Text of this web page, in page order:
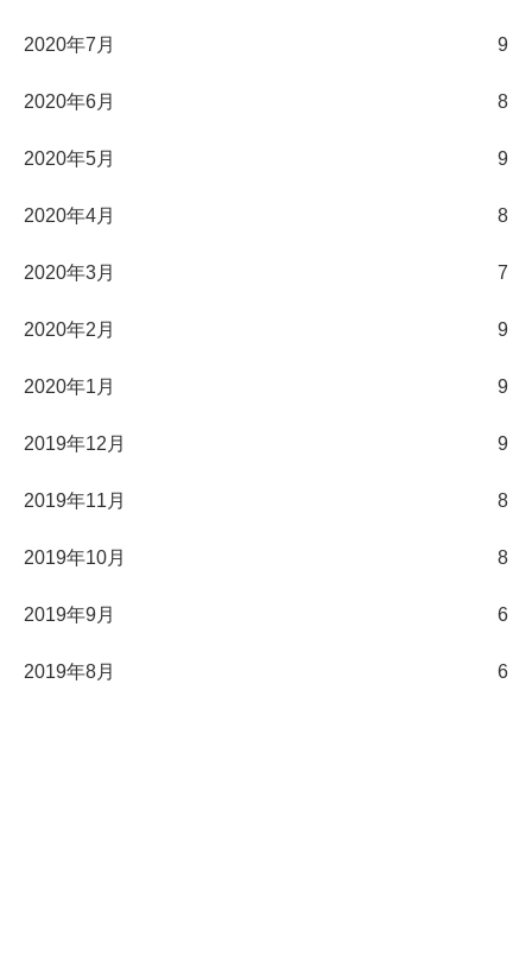
2020年7月 9
2020年6月 8
2020年5月 9
2020年4月 8
2020年3月 7
2020年2月 9
2020年1月 9
2019年12月 9
2019年11月 8
2019年10月 8
2019年9月 6
2019年8月 6